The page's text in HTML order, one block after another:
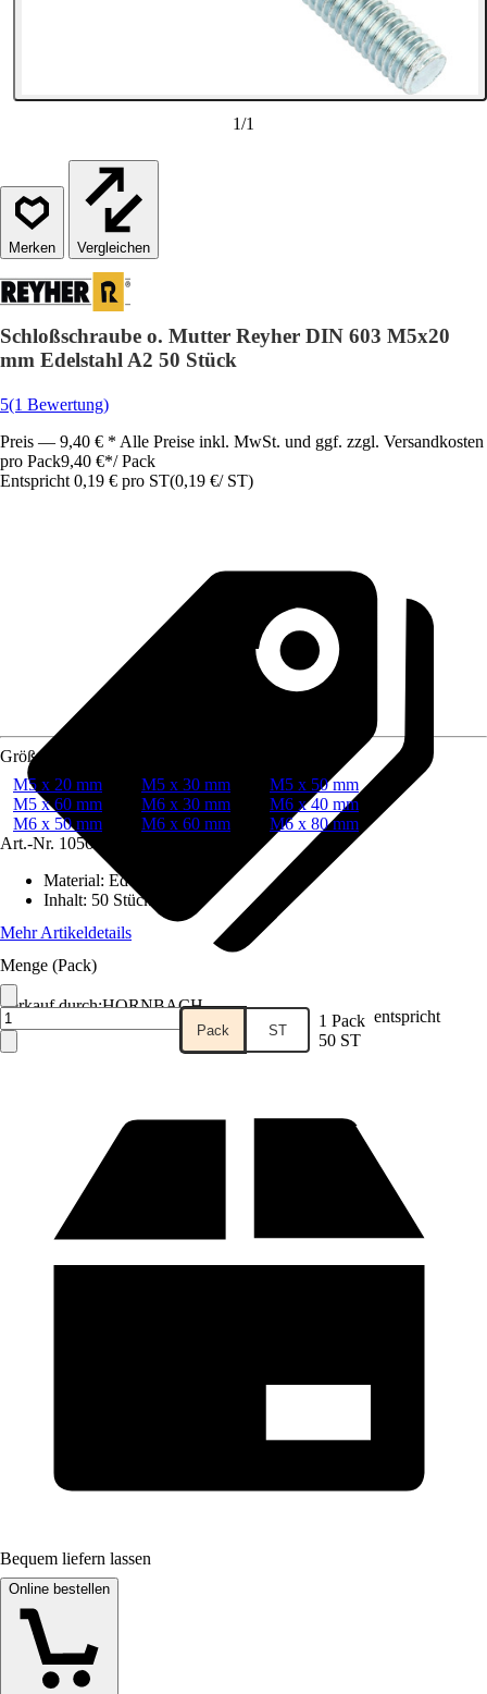
1/1
Vergleichen
Schloßschraube o. Mutter Reyher DIN 603 M5x20
mm Edelstahl A2 50 Stück
5(1 Bewertung)
Preis — 9,40 € * Alle Preise inkl. MwSt. und ggf. zzgl. Versandkosten
pro Pack9,40 €*/ Pack
Entspricht 0,19 € pro ST(0,19 €/ ST)
Verkauf durch:HORNBACH
Größe
M5 x 20 mm
M5 x 30 mm
M5 x 50 mm
M5 x 60 mm
M6 x 30 mm
M6 x 40 mm
M6 x 50 mm
M6 x 60 mm
M6 x 80 mm
Art.-Nr. 10563856
Material: Edelstahl, A2
Inhalt: 50 Stück
Mehr Artikeldetails
Menge (Pack)
Pack ST 1 Pack entspricht
50 ST
Bequem liefern lassen
Online bestellen